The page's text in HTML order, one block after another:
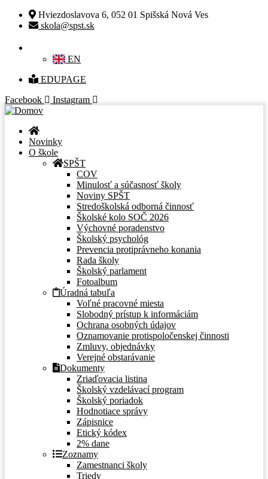
Hviezdoslavova 6, 052 01 Spišská Nová Ves
skola@spst.sk
EN
EDUPAGE
Facebook
Instagram
Novinky
O škole
SPŠT
COV
Minulosť a súčasnosť školy
Noviny SPŠT
Stredoškolská odborná činnosť
Školské kolo SOČ 2026
Výchovné poradenstvo
Školský psychológ
Prevencia protiprávneho konania
Rada školy
Školský parlament
Fotoalbum
Úradná tabuľa
Voľné pracovné miesta
Slobodný prístup k informáciám
Ochrana osobných údajov
Oznamovanie protispoločenskej činnosti
Zmluvy, objednávky
Verejné obstarávanie
Dokumenty
Zriaďovacia listina
Školský vzdelávací program
Školský poriadok
Hodnotiace správy
Zápisnice
Etický kódex
2% dane
Zoznamy
Zamestnanci školy
Triedy